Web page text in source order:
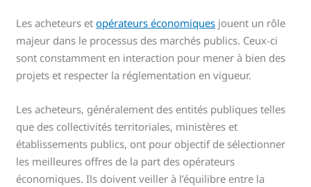
Les acheteurs etopérateurs économiques jouent un rôle
majeur dans le processus des marchés publics. Ceux-ci
sont constamment en interaction pour mener à bien des
projets et respecter la réglementation en vigueur.
Les acheteurs, généralement des entités publiques telles
que des collectivités territoriales, ministères et
établissements publics, ont pour objectif de sélectionner
les meilleures offres de la part des opérateurs
économiques. Ils doivent veiller à l’équilibre entre la